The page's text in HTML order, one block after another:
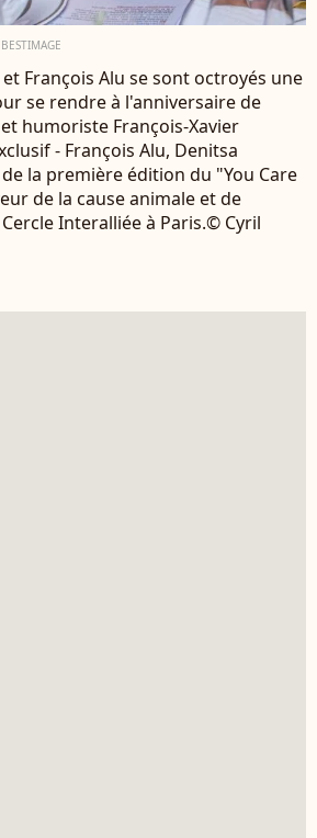
François Alu se sont octroyés une
se rendre à l'anniversaire de
humoriste François-Xavier
- François Alu, Denitsa
la première édition du "You Care
de la cause animale et de
Interalliée à Paris.© Cyril